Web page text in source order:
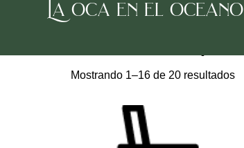
La oca en el oceano
Inicio /Batidos / Batidos capriccio
Mostrando 1–16 de 20 resultados